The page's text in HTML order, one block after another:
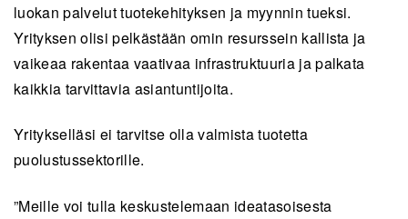
siviilimarkkinoille, ja keskukset tukevat erilaisia
teknologian kehitysvaiheita.
Testikeskuksissa on saatavilla
huipputeknologiaa, kuten 5G-mobiiliverkot ja
kvanttitietokoneet, jotka mahdollistavat
monimutkaisten teknologioiden validoinnin ja
mukaisesti.
luokan palvelut tuotekehityksen ja myynnin tueksi.
Yrityksen olisi pelkästään omin resurssein kallista ja
vaikeaa rakentaa vaativaa infrastruktuuria ja palkata
kaikkia tarvittavia asiantuntijoita.
Yritykselläsi ei tarvitse olla valmista tuotetta
puolustussektorille.
”Meille voi tulla keskustelemaan ideatasoisesta